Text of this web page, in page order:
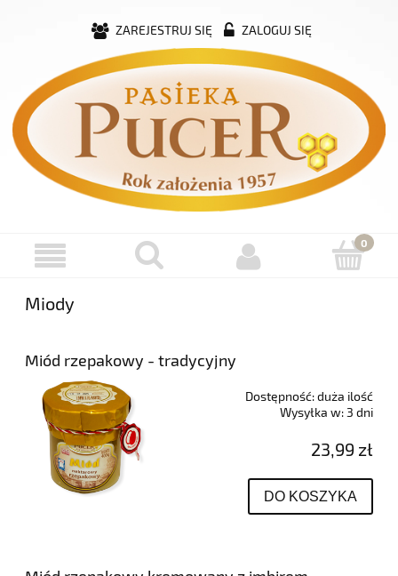
ZAREJESTRUJ SIĘ ZALOGUJ SIĘ
Miody
Miód rzepakowy - tradycyjny
Dostępność:duża ilość
Wysyłka w: 3 dni
23,99 zł
DO KOSZYKA